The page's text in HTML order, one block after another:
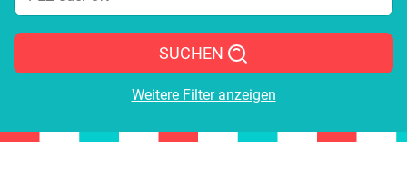
SUCHEN
Weitere Filter anzeigen